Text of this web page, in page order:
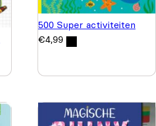
500 Super activiteiten
€4,99